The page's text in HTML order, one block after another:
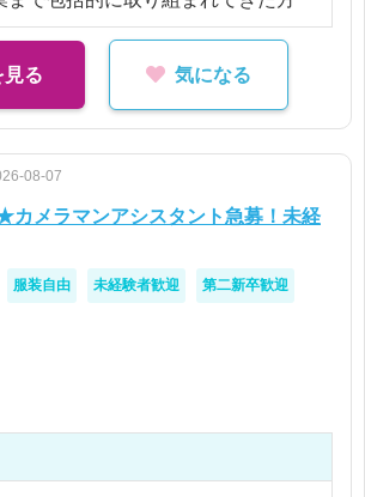
見る 気になる
08-07
メラマンアシスタント急募！未経
服装自由 未経験者歓迎 第二新卒歓迎